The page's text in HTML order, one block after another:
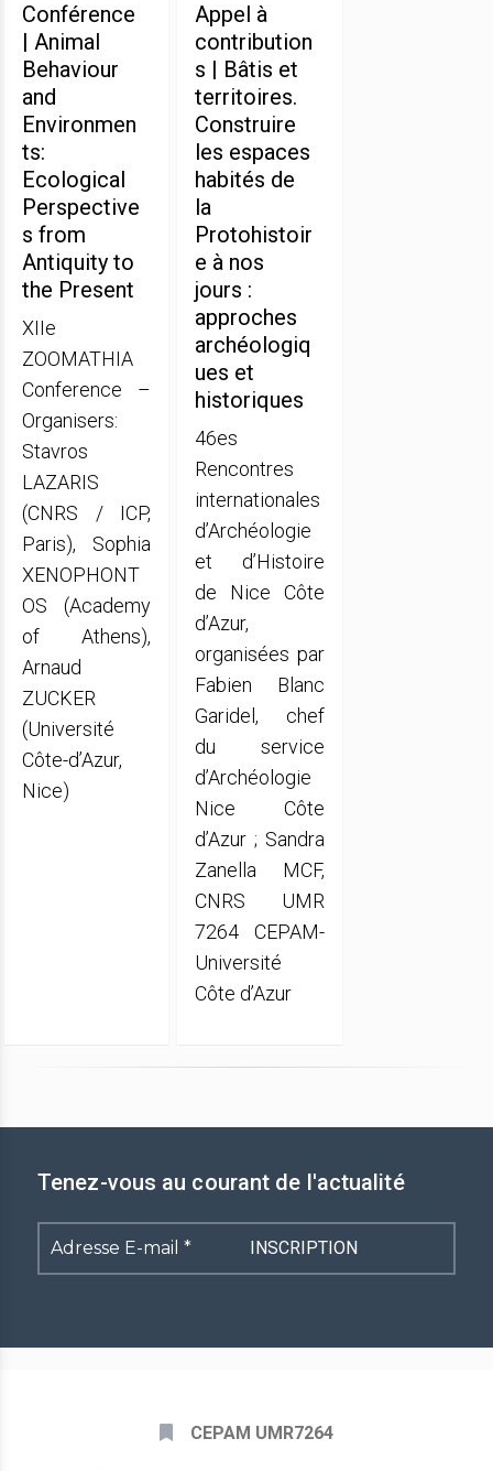
Conférence
| Animal
Behaviour
and
Environmen
ts:
Ecological
Perspective
s from
Antiquity to
the Present
XIIe
ZOOMATHIA
Conference –
Organisers:
Stavros
LAZARIS
(CNRS / ICP,
Paris), Sophia
XENOPHONT
OS (Academy
of Athens),
Arnaud
ZUCKER
(Université
Côte-d’Azur,
Nice)
Appel à
contribution
s | Bâtis et
territoires.
Construire
les espaces
habités de
la
Protohistoir
e à nos
jours :
approches
archéologiq
ues et
historiques
46es
Rencontres
internationales
d’Archéologie
et d’Histoire
de Nice Côte
d’Azur,
organisées par
Fabien Blanc
Garidel, chef
du service
d’Archéologie
Nice Côte
d’Azur ; Sandra
Zanella MCF,
CNRS UMR
7264 CEPAM-
Université
Côte d’Azur
Tenez-vous au courant de l'actualité
Adresse
E-
CEPAM UMR7264